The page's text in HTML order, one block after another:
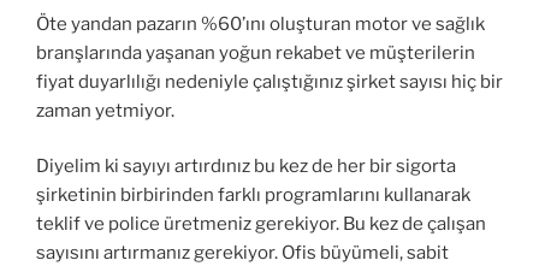
Öte yandan pazarın %60’ını oluşturan motor ve sağlık
branşlarında yaşanan yoğun rekabet ve müşterilerin
fiyat duyarlılığı nedeniyle çalıştığınız şirket sayısı hiç bir
zaman yetmiyor.
Diyelim ki sayıyı artırdınız bu kez de her bir sigorta
şirketinin birbirinden farklı programlarını kullanarak
teklif ve police üretmeniz gerekiyor. Bu kez de çalışan
sayısını artırmanız gerekiyor. Ofis büyümeli, sabit